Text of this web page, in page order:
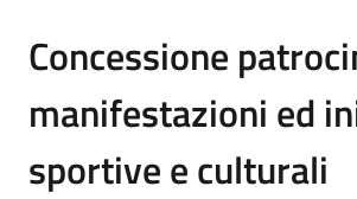
Concessione
manifestazioni ed
sportive e culturali